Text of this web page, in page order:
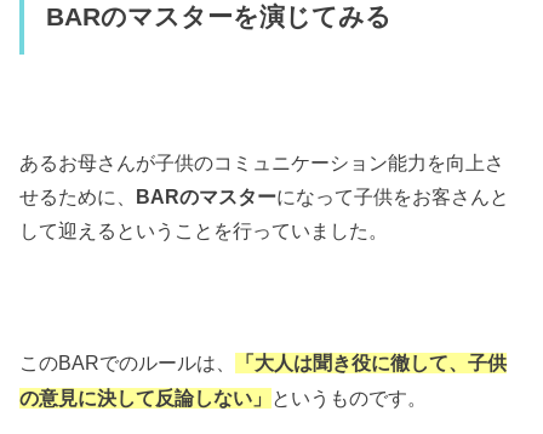
BARのマスターを演じてみる
あるお母さんが子供のコミュニケーション能力を向上さ
せるために、
BARのマスターになって子供をお客さんと
して迎えるということを行っていました。
このBARでのルールは、
「大人は聞き役に徹して、子供
の意見に決して反論しない」 というものです。